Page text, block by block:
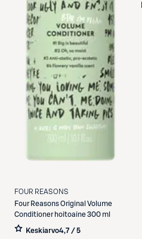
FOUR REASONS
Four ReasonsOriginal Volume
Conditioner hoitoaine 300 ml
Keskiarvo4,7 / 5